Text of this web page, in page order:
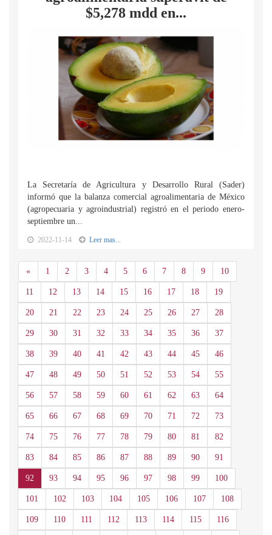
$5,278 mdd en...
La Secretaría de Agricultura y Desarrollo Rural (Sader)
informó que la balanza comercial agroalimentaria de México
(agropecuaria y agroindustrial) registró en el periodo enero-
septiembre un...
2022-11-14 Leer mas...
«Anterior
1 2 3 4 5 6 7 8 9 10
11 12 13 14 15 16 17 18 19
20 21 22 23 24 25 26 27 28
29 30 31 32 33 34 35 36 37
38 39 40 41 42 43 44 45 46
47 48 49 50 51 52 53 54 55
56 57 58 59 60 61 62 63 64
65 66 67 68 69 70 71 72 73
74 75 76 77 78 79 80 81 82
83 84 85 86 87 88 89 90 91
92 93 94 95 96 97 98 99 100
101 102 103 104 105 106 107 108
109 110 111 112 113 114 115 116